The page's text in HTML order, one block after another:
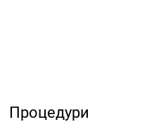
Процедури